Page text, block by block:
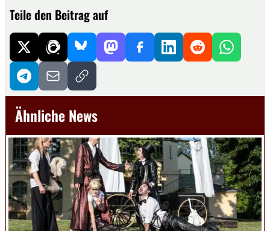
Teile den Beitrag auf
Ähnliche News